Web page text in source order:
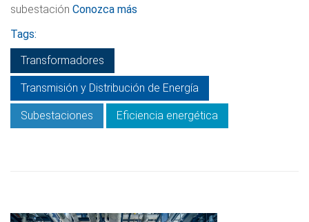
subestación Conozca más
Tags:
Transformadores
Transmisión y Distribución de Energía
Subestaciones Eficiencia energética